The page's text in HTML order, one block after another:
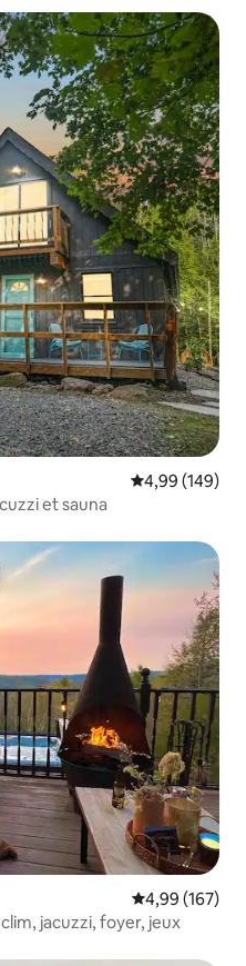
plus appréciés
Évaluation
4,99 (149)
et sauna
appréciés
Évaluation
4,99 (167)
jacuzzi, foyer, jeux